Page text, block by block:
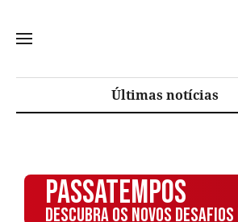
Últimas notícias
PASSATEMPOS
DESCUBRA OS NOVOS